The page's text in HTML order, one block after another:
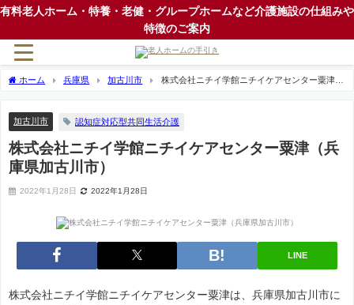
有料老人ホーム・特養・老健・グループホームなど介護施設の仕組みや
特徴のご案内
ホーム 兵庫県 加古川市
株式会社ニチイ学館ニチイケアセンター粟津
加古川市 認知症対応型共同生活介護
株式会社ニチイ学館ニチイケアセンター粟津（兵
庫県加古川市）
2022年1月28日 2022年1月28日
LINE
株式会社ニチイ学館ニチイケアセンター粟津は、兵庫県加古川市に